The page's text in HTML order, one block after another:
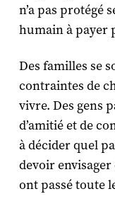
n’a pas protégé
humain à payer
Des familles se
contraintes de
vivre. Des gens
d’amitié et de
à décider quel
devoir
ont passé toute